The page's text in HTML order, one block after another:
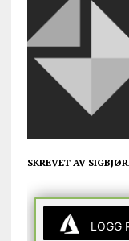
SKREVET AV
LOGG